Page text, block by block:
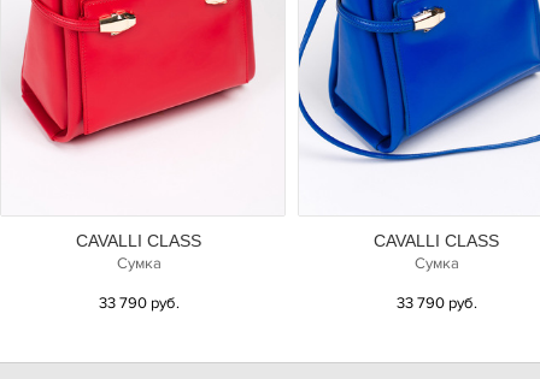
CAVALLI CLASS
Сумка
33 790 руб.
CAVALLI CLASS
Сумка
33 790 руб.